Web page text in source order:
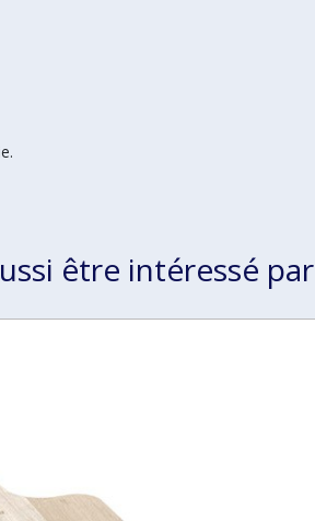
être intéressé par